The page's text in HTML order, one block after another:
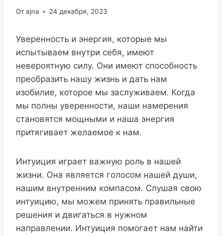
Отajna 24 декабря, 2023
Уверенность и энергия, которые мы
испытываем внутри себя, имеют
невероятную силу. Они имеют способность
преобразить нашу жизнь и дать нам
изобилие, которое мы заслуживаем. Когда
мы полны уверенности, наши намерения
становятся мощными и наша энергия
притягивает желаемое к нам.
Интуиция играет важную роль в нашей
жизни. Она является голосом нашей души,
нашим внутренним компасом. Слушая свою
интуицию, мы можем принять правильные
решения и двигаться в нужном
направлении. Интуиция помогает нам найти